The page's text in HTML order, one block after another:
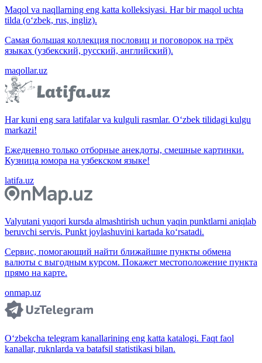
Maqol va naqllarning eng katta kolleksiyasi. Har bir maqol uchta
tilda (o‘zbek, rus, ingliz).
Самая большая коллекция пословиц и поговорок на трёх
языках (узбекский, русский, английский).
maqollar.uz
Har kuni eng sara latifalar va kulguli rasmlar. O‘zbek tilidagi kulgu
markazi!
Ежедневно только отборные анекдоты, смешные картинки.
Кузница юмора на узбекском языке!
latifa.uz
Valyutani yuqori kursda almashtirish uchun yaqin punktlarni aniqlab
beruvchi servis. Punkt joylashuvini kartada ko‘rsatadi.
Сервис, помогающий найти ближайшие пункты обмена
валюты с выгодным курсом. Покажет местоположение пункта
прямо на карте.
onmap.uz
O‘zbekcha telegram kanallarining eng katta katalogi. Faqt faol
kanallar, ruknlarda va batafsil statistikasi bilan.